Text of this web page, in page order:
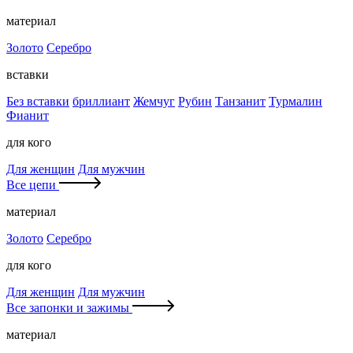
материал
Золото Серебро
вставки
Без вставки бриллиант Жемчуг Рубин Танзанит Турмалин
Фианит
для кого
Для женщин Для мужчин
Все цепи
материал
Золото Серебро
для кого
Для женщин Для мужчин
Все запонки и зажимы
материал